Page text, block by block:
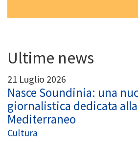
Ultime news
21 Luglio 2026
Nasce Soundinia: una
giornalistica dedicata
Mediterraneo
Cultura